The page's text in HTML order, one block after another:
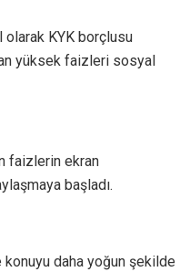
KYK borçlusu
yüksek faizleri sosyal
faizlerin ekran
başladı.
konuyu daha yoğun şekilde